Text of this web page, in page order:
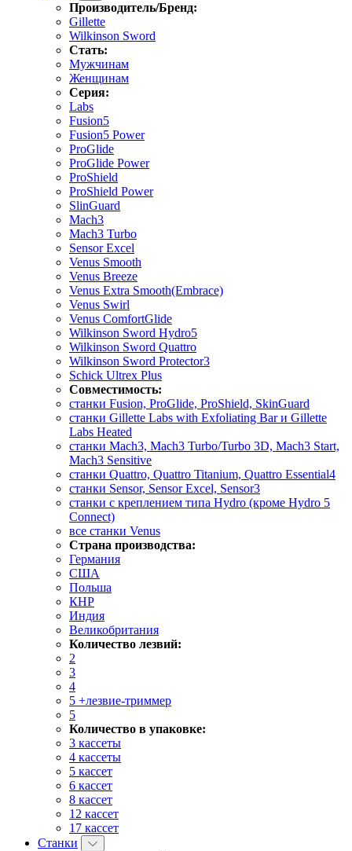
Производитель/Бренд:
Gillette
Wilkinson Sword
Стать:
Мужчинам
Женщинам
Серия:
Labs
Fusion5
Fusion5 Power
ProGlide
ProGlide Power
ProShield
ProShield Power
SlinGuard
Mach3
Mach3 Turbo
Sensor Excel
Venus Smooth
Venus Breeze
Venus Extra Smooth(Embrace)
Venus Swirl
Venus ComfortGlide
Wilkinson Sword Hydro5
Wilkinson Sword Quattro
Wilkinson Sword Protector3
Schick Ultrex Plus
Совместимость:
станки Fusion, ProGlide, ProShield, SkinGuard
станки Gillette Labs with Exfoliating Bar и Gillette
Labs Heated
станки Mach3, Mach3 Turbo/Turbo 3D, Mach3 Start,
Mach3 Sensitive
станки Quattro, Quattro Titanium, Quattro Essential4
станки Sensor, Sensor Excel, Sensor3
станки с креплением типа Hydro (кроме Hydro 5
Connect)
все станки Venus
Страна производства:
Германия
США
Польша
КНР
Индия
Великобритания
Количество лезвий:
2
3
4
5 +лезвие-триммер
5
Количество в упаковке:
3 кассеты
4 кассеты
5 кассет
6 кассет
8 кассет
12 кассет
17 кассет
Станки